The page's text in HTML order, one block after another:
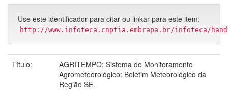
Use este identificador para citar ou linkar para este item:
http://www.infoteca.cnptia.embrapa.br/infoteca/
Título:
AGRITEMPO: Sistema de Monitoramento
Agrometeorológico: Boletim Meteorológico da
Região SE.